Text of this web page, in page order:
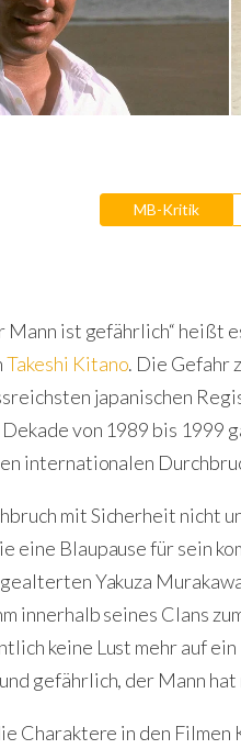
MB-Kritik
Mann ist gefährlich“ heißt
Takeshi Kitano. Die Gefahr
japanischen
von 1989 bis 1999
internationalen
mit Sicherheit nicht
eine Blaupause für sein
Yakuza
innerhalb seines Clans
keine Lust mehr auf ein
gefährlich, der Mann
Charaktere in den